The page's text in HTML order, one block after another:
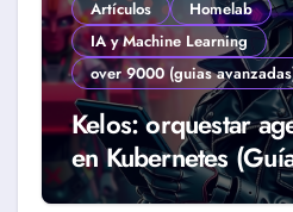
Artículos
Homelab
IA y Machine Learning
over 9000 (guias
Kelos: orquestar
en Kubernetes
2026)